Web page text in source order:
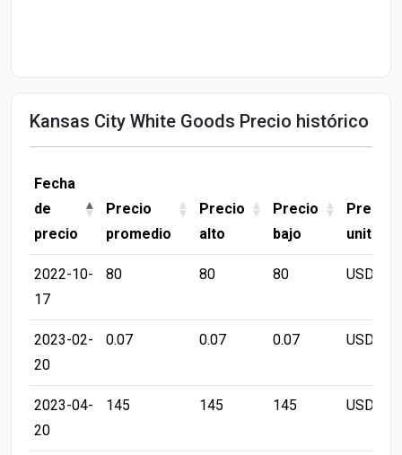
Kansas City White Goods Precio histórico
Fecha
de
precio
Precio
promedio
Precio
alto
Precio
bajo
Precio
unitario
2022-10-
17
80 80 80 USD/LB
2023-02-
20
0.07 0.07 0.07 USD/LB
2023-04-
20
145 145 145 USD/LB